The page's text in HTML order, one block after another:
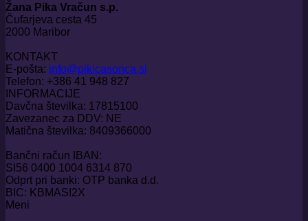
Žana Pika Vračun s.p.
Čufarjeva cesta 45
2000 Maribor
KONTAKT
E-pošta: info@pikicasonca.si
Telefon: +386 41 948 827
INFORMACIJE
Davčna številka: 17815100
Zavezanec za DDV: NE
Matična številka: 8409366000
Bančni račun IBAN:
SI56 0400 1004 6314 870
Odprt pri banki: OTP banka d.d.
BIC: KBMASI2X
Meni